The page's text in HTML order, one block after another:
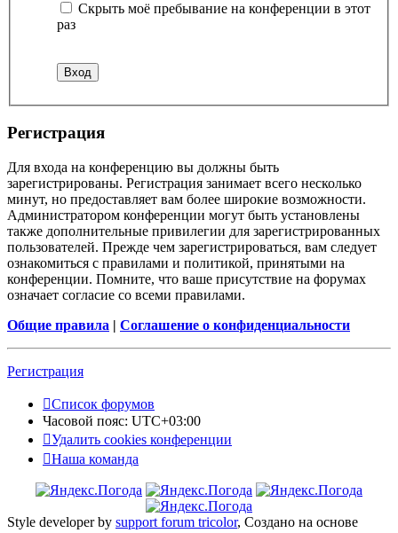
Скрыть моё пребывание на конференции в этот
раз
Регистрация
Для входа на конференцию вы должны быть
зарегистрированы. Регистрация занимает всего несколько
минут, но предоставляет вам более широкие возможности.
Администратором конференции могут быть установлены
также дополнительные привилегии для зарегистрированных
пользователей. Прежде чем зарегистрироваться, вам следует
ознакомиться с правилами и политикой, принятыми на
конференции. Помните, что ваше присутствие на форумах
означает согласие со всеми правилами.
Общие правила | Соглашение о конфиденциальности
Регистрация
Список форумов
Часовой пояс: UTC+03:00
Удалить cookies конференции
Наша команда
Style developer by support forum tricolor, Создано на основе